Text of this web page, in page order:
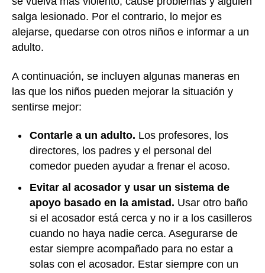
salga lesionado. Por el contrario, lo mejor es
alejarse, quedarse con otros niños e informar a un
adulto.
A continuación, se incluyen algunas maneras en
las que los niños pueden mejorar la situación y
sentirse mejor:
Contarle a un adulto. Los profesores, los
directores, los padres y el personal del
comedor pueden ayudar a frenar el acoso.
Evitar al acosador y usar un sistema de
apoyo basado en la amistad. Usar otro baño
si el acosador está cerca y no ir a los casilleros
cuando no haya nadie cerca. Asegurarse de
estar siempre acompañado para no estar a
solas con el acosador. Estar siempre con un